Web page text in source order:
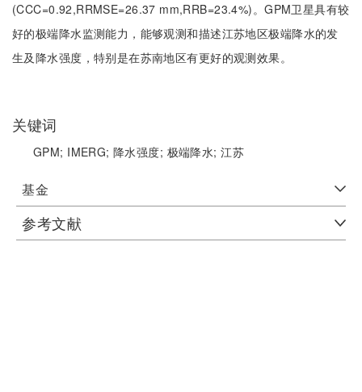
(CCC=0.92,RRMSE=26.37 mm,RRB=23.4%)。GPM卫星具有较
好的极端降水监测能力，能够观测和描述江苏地区极端降水的发
生及降水强度，特别是在苏南地区有更好的观测效果。
关键词
GPM; IMERG;降水强度; 极端降水;江苏
基金
参考文献